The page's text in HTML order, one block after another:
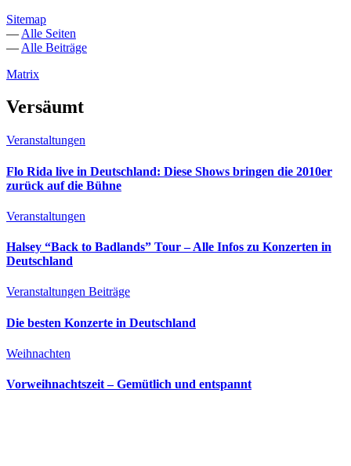
Sitemap
— Alle Seiten
— Alle Beiträge
Matrix
Versäumt
Veranstaltungen
Flo Rida live in Deutschland: Diese Shows bringen die 2010er
zurück auf die Bühne
Veranstaltungen
Halsey “Back to Badlands” Tour – Alle Infos zu Konzerten in
Deutschland
Veranstaltungen Beiträge
Die besten Konzerte in Deutschland
Weihnachten
Vorweihnachtszeit – Gemütlich und entspannt